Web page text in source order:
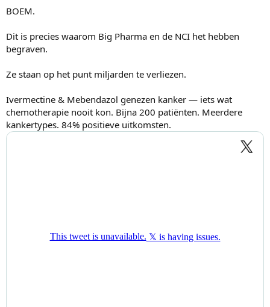
Dr. Makis gelooft dat kanker geen enkele ziekte is. Het zijn er vele.
En een alles-in-één aanpak?
Dat slaat niet altijd aan.
Het onderzoek groeit.
Ivermectine en Fenbendazole worden bestudeerd op hoe ze
• Kankermetabolisme
• Kankerstamcellen
• Mitochondriale functie
En dat is precies waarom grafieken zoals deze steeds worden
e
:
BOEM.
Dit is precies waarom Big Pharma en de NCI het hebben
begraven.
Ze staan op het punt miljarden te verliezen.
Ivermectine & Mebendazol genezen kanker — iets wat
chemotherapie nooit kon. Bijna 200 patiënten. Meerdere
kankertypes. 84% positieve uitkomsten.